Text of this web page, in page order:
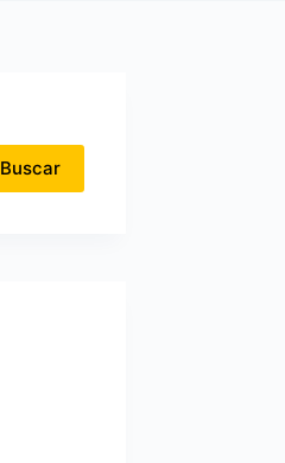
Buscar